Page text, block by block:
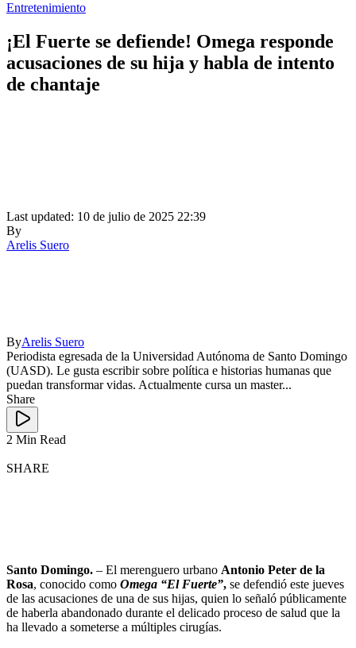
Entretenimiento
¡El Fuerte se defiende! Omega responde
acusaciones de su hija y habla de intento
de chantaje
Last updated: 10 de julio de 2025 22:39
By
Arelis Suero
ByArelis Suero
Periodista egresada de la Universidad Autónoma de Santo Domingo
(UASD). Le gusta escribir sobre política e historias humanas que
puedan transformar vidas. Actualmente cursa un master...
Share
2 Min Read
SHARE
Santo Domingo. – El merenguero urbano Antonio Peter de la
Rosa, conocido como Omega “El Fuerte”, se defendió este jueves
de las acusaciones de una de sus hijas, quien lo señaló públicamente
de haberla abandonado durante el delicado proceso de salud que la
ha llevado a someterse a múltiples cirugías.